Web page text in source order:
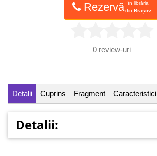
Rezervă
în librăria
din Brașov
0 review-uri
Detalii Cuprins Fragment Caracteristici
Detalii: